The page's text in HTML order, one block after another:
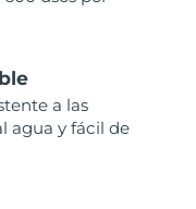
a las
agua y fácil de